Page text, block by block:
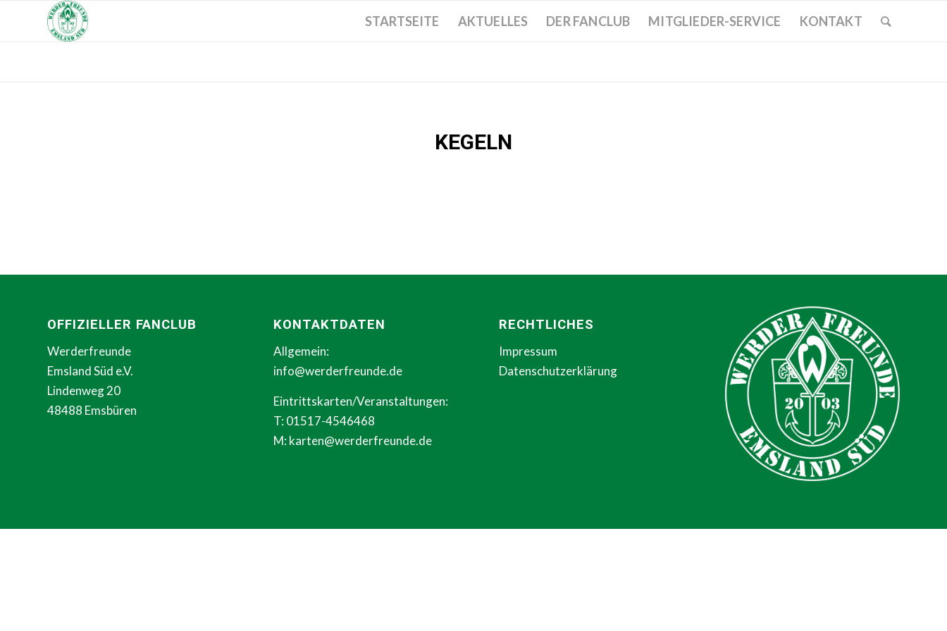
STARTSEITE AKTUELLES DER FANCLUB MITGLIEDER-SERVICE KONTAKT
KEGELN
OFFIZIELLER FANCLUB
Werderfreunde
Emsland Süd e.V.
Lindenweg 20
48488 Emsbüren
KONTAKTDATEN
Allgemein:
info@werderfreunde.de
Eintrittskarten/Veranstaltungen:
T: 01517-4546468
M:karten@werderfreunde.de
RECHTLICHES
Impressum
Datenschutzerklärung